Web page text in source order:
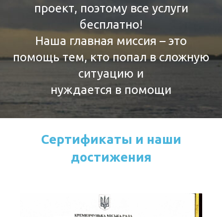
проект, поэтому все услуги
бесплатно!
Наша главная миссия – это
помощь тем, кто попал в сложную
ситуацию и
нуждается в помощи
Сертификаты и наши
достижения